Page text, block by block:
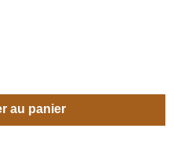
au panier